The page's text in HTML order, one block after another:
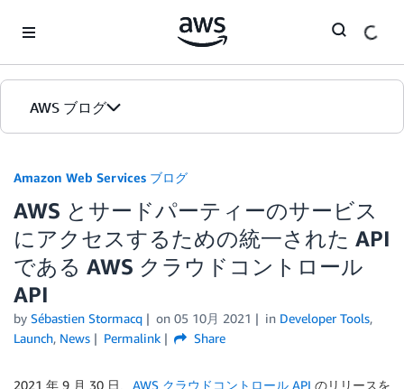
AWS ブログ
カテゴリ
エディション
Amazon Web Services ブログ
AWS とサードパーティーのサービス
にアクセスするための統一された API
である AWS クラウドコントロール
API
by Sébastien Stormacq on 05 10月 2021 in Developer Tools,
Launch, News Permalink Share
2021 年 9 月 30 日、 AWS クラウドコントロール API のリリースを